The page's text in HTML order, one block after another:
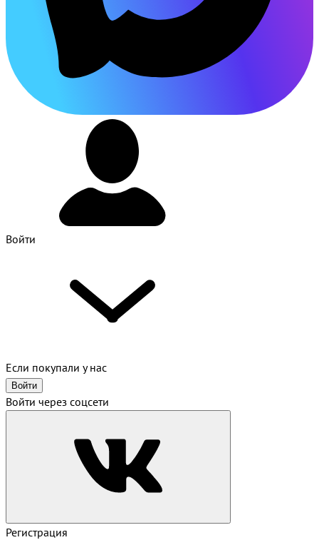
Войти
Если покупали у нас
Войти
Войти через соцсети
Регистрация